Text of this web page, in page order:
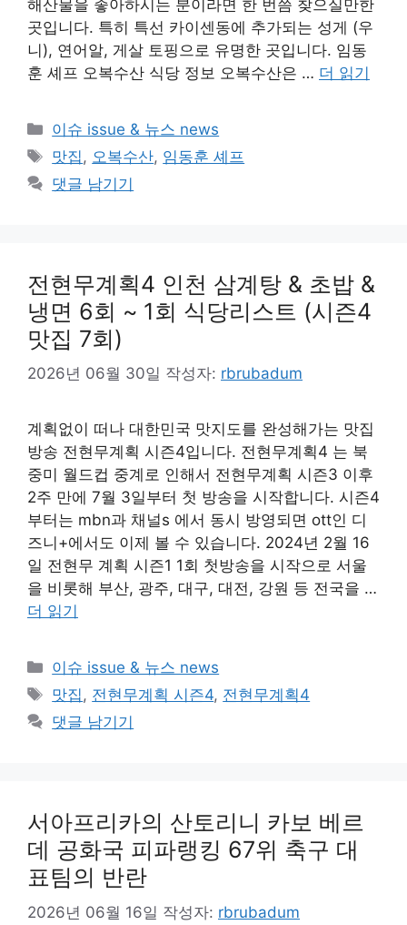
해산물을 좋아하시는 분이라면 한 번쯤 찾으실만한
곳입니다. 특히 특선 카이센동에 추가되는 성게 (우
니), 연어알, 게살 토핑으로 유명한 곳입니다. 임동
훈 셰프 오복수산 식당 정보 오복수산은 … 더 읽기
카
테
고
리
이슈 issue & 뉴스 news
태
그
맛집 , 오복수산, 임동훈 셰프
댓글 남기기
전현무계획4 인천 삼계탕 & 초밥 &
냉면 6회 ~ 1회 식당리스트 (시즌4
맛집 7회)
2026년 06월 30일 작성자: rbrubadum
계획없이 떠나 대한민국 맛지도를 완성해가는 맛집
방송 전현무계획 시즌4입니다. 전현무계획4 는 북
중미 월드컵 중계로 인해서 전현무계획 시즌3 이후
2주 만에 7월 3일부터 첫 방송을 시작합니다. 시즌4
부터는 mbn과 채널s 에서 동시 방영되면 ott인 디
즈니+에서도 이제 볼 수 있습니다. 2024년 2월 16
일 전현무 계획 시즌1 1회 첫방송을 시작으로 서울
을 비롯해 부산, 광주, 대구, 대전, 강원 등 전국을 …
더 읽기
카
테
리
이슈 issue & 뉴스 news
태
그
맛집, 전현무계획 시즌4, 전현무계획4
댓글 남기기
서아프리카의 산토리니 카보 베르
데 공화국 피파랭킹 67위 축구 대
표팀의 반란
2026년 06월 16일 작성자: rbrubadum